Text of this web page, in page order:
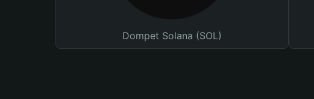
Dompet Solana (SOL)